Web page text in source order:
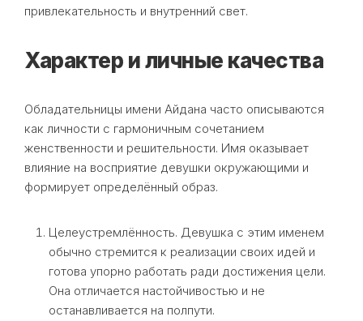
привлекательность и внутренний свет.
Характер и личные качества
Обладательницы имени Айдана часто описываются
как личности с гармоничным сочетанием
женственности и решительности. Имя оказывает
влияние на восприятие девушки окружающими и
формирует определённый образ.
Целеустремлённость. Девушка с этим именем
обычно стремится к реализации своих идей и
готова упорно работать ради достижения цели.
Она отличается настойчивостью и не
останавливается на полпути.